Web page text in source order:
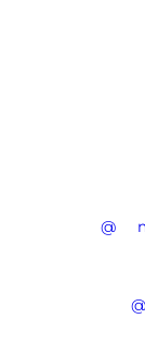
@